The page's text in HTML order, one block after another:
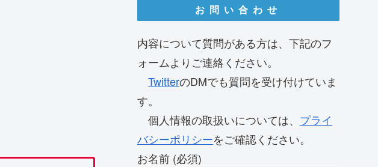
お問い合わせ
内容について質問がある方は、下記のフ
ォームよりご連絡ください。
TwitterのDMでも質問を受け付けていま
す。
個人情報の取扱いについては、 プライ
バシーポリシーをご確認ください。
お名前 (必須)